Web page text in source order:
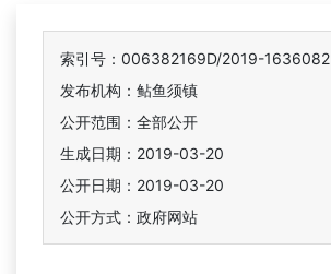
索引号：006382169D/2019-1636082
发布机构：鲇鱼须镇
公开范围：全部公开
生成日期：2019-03-20
公开日期：2019-03-20
公开方式：政府网站